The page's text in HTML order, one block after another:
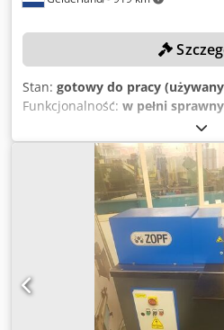
Stan: gotowy do pracy
Funkcjonalność: w pełni sprawny
, szerokość
stołu:1 250 mm, skok:200 mm,
1 000 kg, DANE
skok gięcia: 200 mm Długość
stołu: 850 mm Długość stempla:
stempla: 200 mm Chsdpfxozdfb
MASZYNY Moc silnika: 4,0 kW
x szer. x wys.): 1.500 x 2.500 x
transportowa: 1.000 kg Pakiety
WYPOSAŻENIE Dokumentacja